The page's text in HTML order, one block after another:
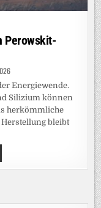
Perowskit-
Energiewende.
Silizium können
herkömmliche
bleibt